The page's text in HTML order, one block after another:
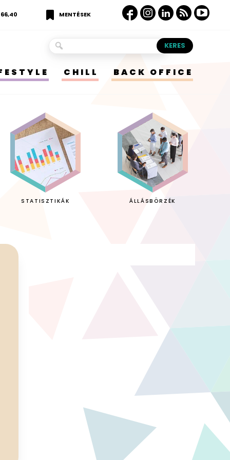
MENTÉSEK
CHILL BACK OFFICE
STATISZTIKÁK ÁLLÁSBÖRZÉK